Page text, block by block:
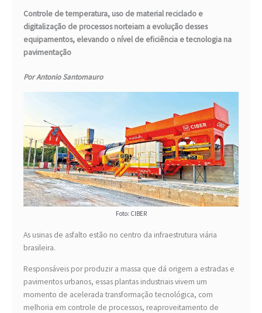
Controle de temperatura, uso de material reciclado e
digitalização de processos norteiam a evolução desses
equipamentos, elevando o nível de eficiência e tecnologia na
pavimentação
Por Antonio Santomauro
Foto: CIBER
As usinas de asfalto estão no centro da infraestrutura viária
brasileira.
Responsáveis por produzir a massa que dá origem a estradas e
pavimentos urbanos, essas plantas industriais vivem um
momento de acelerada transformação tecnológica, com
melhoria em controle de processos, reaproveitamento de